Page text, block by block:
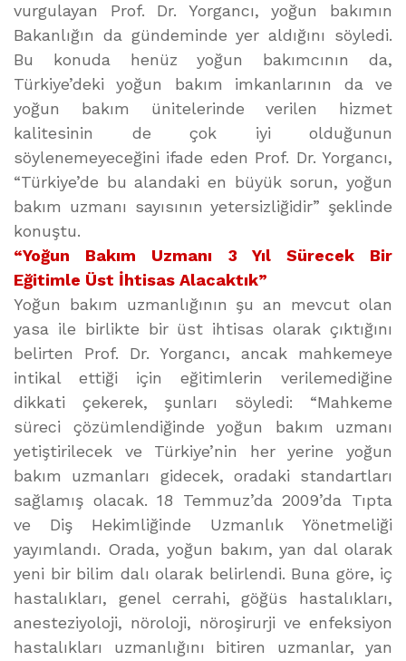
vurgulayan Prof. Dr. Yorgancı, yoğun bakımın
Bakanlığın da gündeminde yer aldığını söyledi.
Bu konuda henüz yoğun bakımcının da,
Türkiye’deki yoğun bakım imkanlarının da ve
yoğun bakım ünitelerinde verilen hizmet
kalitesinin de çok iyi olduğunun
söylenemeyeceğini ifade eden Prof. Dr. Yorgancı,
“Türkiye’de bu alandaki en büyük sorun, yoğun
bakım uzmanı sayısının yetersizliğidir” şeklinde
konuştu.
“Yoğun Bakım Uzmanı 3 Yıl Sürecek Bir
Eğitimle Üst İhtisas Alacaktık”
Yoğun bakım uzmanlığının şu an mevcut olan
yasa ile birlikte bir üst ihtisas olarak çıktığını
belirten Prof. Dr. Yorgancı, ancak mahkemeye
intikal ettiği için eğitimlerin verilemediğine
dikkati çekerek, şunları söyledi: “Mahkeme
süreci çözümlendiğinde yoğun bakım uzmanı
yetiştirilecek ve Türkiye’nin her yerine yoğun
bakım uzmanları gidecek, oradaki standartları
sağlamış olacak. 18 Temmuz’da 2009’da Tıpta
ve Diş Hekimliğinde Uzmanlık Yönetmeliği
yayımlandı. Orada, yoğun bakım, yan dal olarak
yeni bir bilim dalı olarak belirlendi. Buna göre, iç
hastalıkları, genel cerrahi, göğüs hastalıkları,
anesteziyoloji, nöroloji, nöroşirurji ve enfeksiyon
hastalıkları uzmanlığını bitiren uzmanlar, yan